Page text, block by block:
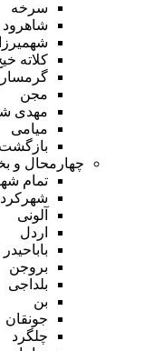
سرخه
شاهرود
کلاته
گرمسار
مجن
مهدی
میامی
بازگشت
چهارمحال و
تمام
شهرکرد
آلونی
اردل
باباحیدر
بروجن
بلداجی
بن
جونقان
چلگرد